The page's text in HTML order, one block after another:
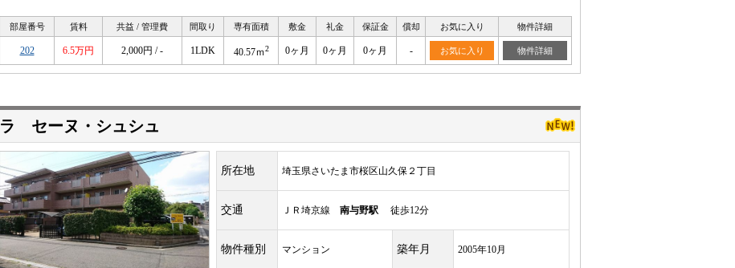
部屋番号 賃料 共益 / 管理費 間取り 専有面積 敷金 礼金 保証金 償却 お気に入り 物件詳細
202 6.5万円 2,000円 / - 1LDK 40.57ｍ2 0ヶ月 0ヶ月 0ヶ月 - お気に入り 物件詳細
ラ セーヌ・シュシュ
所在地 埼玉県さいたま市桜区山久保２丁目
交通 ＪＲ埼京線 南与野駅 徒歩12分
物件種別 マンション 築年月 2005年10月